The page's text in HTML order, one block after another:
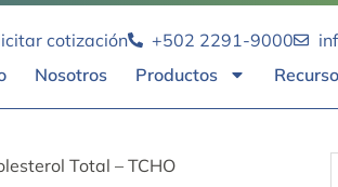
cotización +502 2291-9000
Nosotros Productos
Total – TCHO